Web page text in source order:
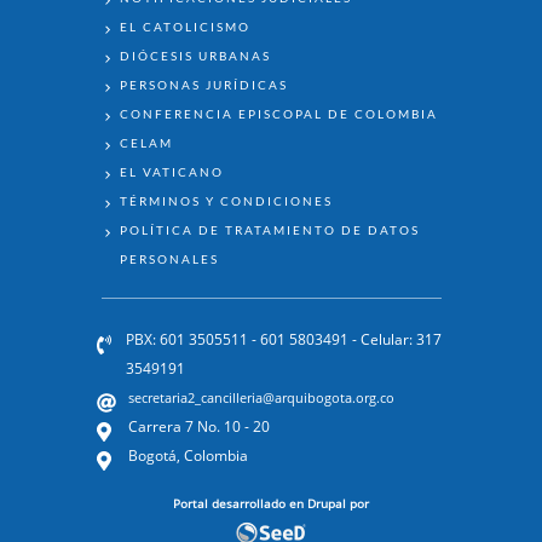
EL CATOLICISMO
DIÓCESIS URBANAS
PERSONAS JURÍDICAS
CONFERENCIA EPISCOPAL DE COLOMBIA
CELAM
EL VATICANO
TÉRMINOS Y CONDICIONES
POLÍTICA DE TRATAMIENTO DE DATOS
PERSONALES
PBX: 601 3505511 - 601 5803491 - Celular: 317
3549191
secretaria2_cancilleria@arquibogota.org.co
Carrera 7 No. 10 - 20
Bogotá, Colombia
Portal desarrollado en Drupal por